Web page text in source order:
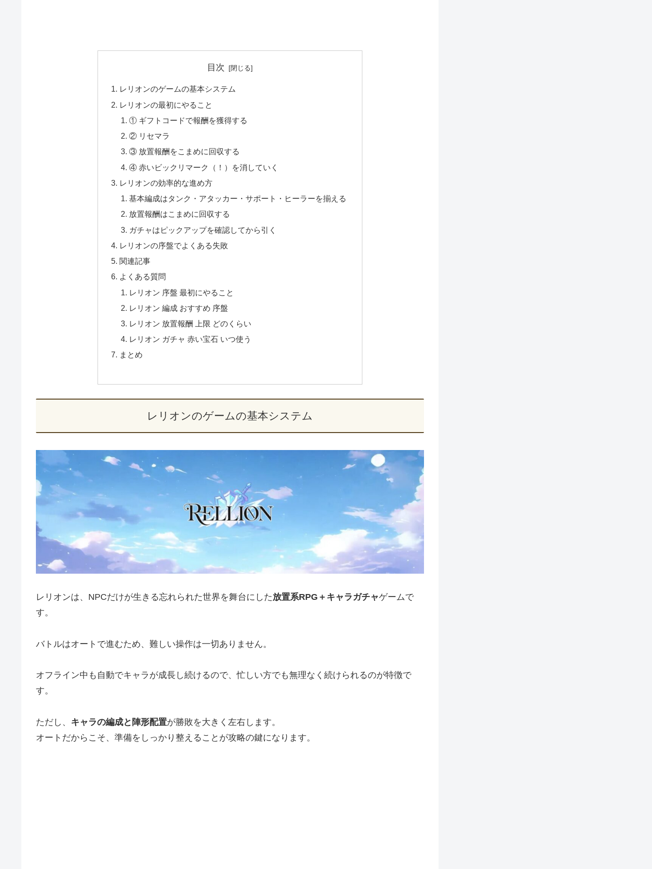
目次
レリオンのゲームの基本システム
レリオンの最初にやること
① ギフトコードで報酬を獲得する
② リセマラ
③ 放置報酬をこまめに回収する
④ 赤いビックリマーク（！）を消していく
レリオンの効率的な進め方
基本編成はタンク・アタッカー・サポート・ヒーラーを揃える
放置報酬はこまめに回収する
ガチャはピックアップを確認してから引く
レリオンの序盤でよくある失敗
関連記事
よくある質問
レリオン 序盤 最初にやること
レリオン 編成 おすすめ 序盤
レリオン 放置報酬 上限 どのくらい
レリオン ガチャ 赤い宝石 いつ使う
まとめ
レリオンのゲームの基本システム
レリオンは、NPCだけが生きる忘れられた世界を舞台にした放置系RPG＋キャラガチャゲームで
す。
バトルはオートで進むため、難しい操作は一切ありません。
オフライン中も自動でキャラが成長し続けるので、忙しい方でも無理なく続けられるのが特徴で
す。
ただし、 キャラの編成と陣形配置が勝敗を大きく左右します。
オートだからこそ、準備をしっかり整えることが攻略の鍵になります。